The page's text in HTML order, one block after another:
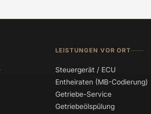
LEISTUNGEN VOR ORT
Steuergerät / ECU
Entheiraten (MB-Codierung)
Getriebe-Service
Getriebeölspülung